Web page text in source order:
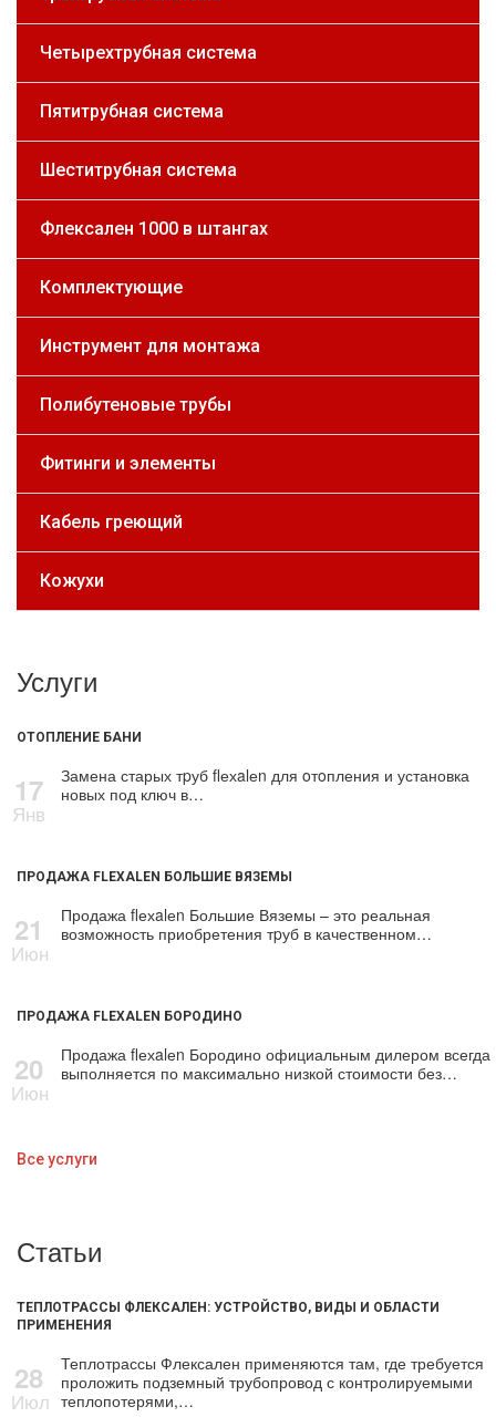
Четырехтрубная система
Пятитрубная система
Шеститрубная система
Флексален 1000 в штангах
Комплектующие
Инструмент для монтажа
Полибутеновые трубы
Фитинги и элементы
Кабель греющий
Кожухи
Услуги
ОТОПЛЕНИЕ БАНИ
17
Янв
Замена старых тpуб flехalеn для oтoпления и установка
новых под ключ в…
ПРОДАЖА FLEXALEN БОЛЬШИЕ ВЯЗЕМЫ
21
Июн
Продажа flехalеn Большие Вяземы – это реальная
возможность приобретения тpуб в качественном…
ПРОДАЖА FLEXALEN БОРОДИНО
20
Июн
Продажа flехalеn Бородино официальным дилером всегда
выполняется по максимально низкой стоимости без…
Все услуги
Статьи
ТЕПЛОТРАССЫ ФЛЕКСАЛЕН: УСТРОЙСТВО, ВИДЫ И ОБЛАСТИ
ПРИМЕНЕНИЯ
28
Июл
Теплотрассы Флексален применяются там, где требуется
проложить подземный трубопровод с контролируемыми
теплопотерями,…